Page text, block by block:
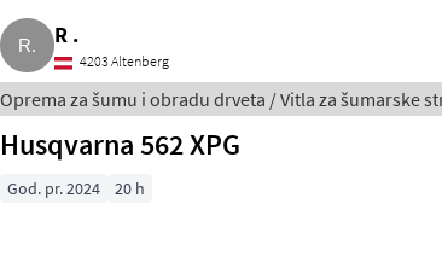
R .
4203 Altenberg
Oprema za šumu i obradu drveta / Vitla za šumarske
Husqvarna 562 XPG
God. pr. 2024 20 h